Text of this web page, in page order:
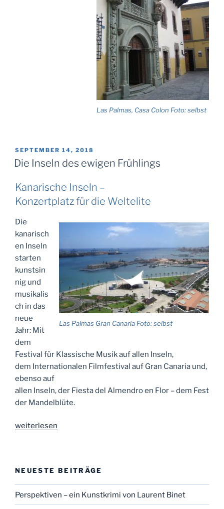
Las Palmas, Casa Colon Foto: selbst
VERÖFFENTLICHT
AM
SEPTEMBER 14, 2018
Die Inseln des ewigen Frühlings
Kanarische Inseln –
Konzertplatz für die Weltelite
Las Palmas Gran Canaria Foto: selbst
Die
kanarisch
en Inseln
starten
kunstsin
nig und
musikalis
ch in das
neue
Jahr: Mit
dem
Festival für Klassische Musik auf allen Inseln,
dem Internationalen Filmfestival auf Gran Canaria und,
ebenso auf
allen Inseln, der Fiesta del Almendro en Flor – dem Fest
der Mandelblüte.
„Die
Frühlings“
weiterlesen
NEUESTE BEITRÄGE
Perspektiven – ein Kunstkrimi von Laurent Binet